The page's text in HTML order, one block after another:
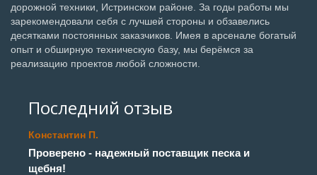
дорожной техники, Истринском районе. За годы работы мы
зарекомендовали себя с лучшей стороны и обзавелись
десятками постоянных заказчиков. Имея в арсенале богатый
опыт и обширную техническую базу, мы берёмся за
реализацию проектов любой сложности.
Последний отзыв
Константин П.
Проверено - надежный поставщик песка и
щебня!